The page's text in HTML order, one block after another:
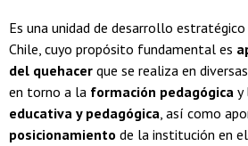
Egresadas/os
Es una unidad de desarrollo
Chile, cuyo propósito fundamental es
del quehacer que se realiza en
en torno a la formación pedagógica y
educativa y pedagógica, así como
posicionamiento de la institución en